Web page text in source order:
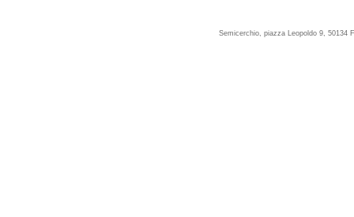
Semicerchio, piazza Leopoldo 9, 50134